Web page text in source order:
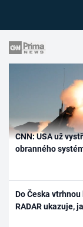
CNN: USA už
obranného
Do Česka
RADAR ukazuje,